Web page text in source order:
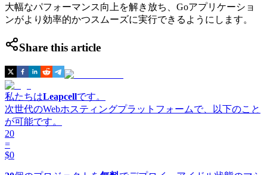
大幅なパフォーマンス向上を解き放ち、Goアプリケーショ
ンがより効率的かつスムーズに実行できるようにします。
Share this article
私たちはLeapcellです。
次世代のWebホスティングプラットフォームで、以下のこと
が可能です。
20
=
$0